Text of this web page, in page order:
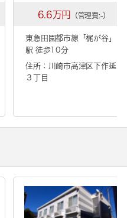
6.6万円 （管理費:-）
東急田園都市線「梶が谷」
駅 徒歩10分
住所：川崎市高津区下作延
３丁目